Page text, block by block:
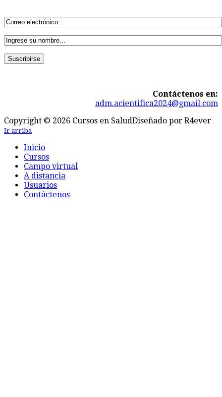
Contáctenos en:
adm.acientifica2024@gmail.com
Copyright © 2026 Cursos en SaludDiseñado por R4ever
Ir arriba
Inicio
Cursos
Campo virtual
A distancia
Usuarios
Contáctenos